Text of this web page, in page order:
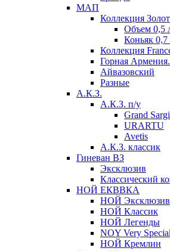
МАП
Коллекция
Объем 0,5
Коньяк 0,7
Коллекция
Горная
Айвазовский
Разные
А.К.З.
А.К.З. п/у
Grand
URARTU
Avetis
А.К.З. классик
Гиневан ВЗ
Эксклюзив
Классический
НОЙ ЕКВВКА
НОЙ Эксклюзив
НОЙ Классик
НОЙ Легенды
NOY Very Speсial
НОЙ Кремлин